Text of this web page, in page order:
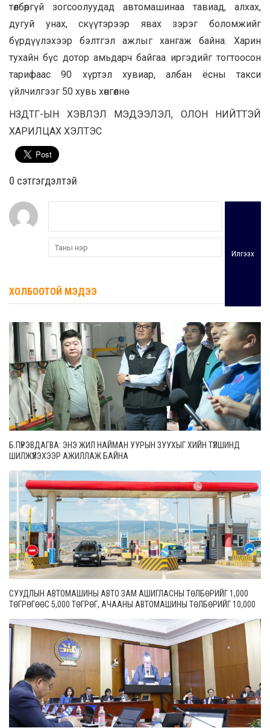
төлбөргүй зогсоолуудад автомашинаа тавиад, алхах,
дугуй унах, скүүтэрээр явах зэрэг боломжийг
бүрдүүлэхээр бэлтгэл ажлыг хангаж байна. Харин
тухайн бүс дотор амьдарч байгаа иргэдийг тогтоосон
тарифаас 90 хүртэл хувиар, албан ёсны такси
үйлчилгээг 50 хувь хөнгөлнө.
НЗДТГ-ЫН ХЭВЛЭЛ МЭДЭЭЛЭЛ, ОЛОН НИЙТТЭЙ
ХАРИЛЦАХ ХЭЛТЭС
0 cэтгэгдэлтэй
Илгээх
ХОЛБООТОЙ МЭДЭЭ
Б.ПҮРЭВДАГВА: ЭНЭ ЖИЛ НАЙМАН УУРЫН ЗУУХЫГ ХИЙН ТҮЛШИНД
ШИЛЖҮҮЛЭХЭЭР АЖИЛЛАЖ БАЙНА
СУУДЛЫН АВТОМАШИНЫ АВТО ЗАМ АШИГЛАСНЫ ТӨЛБӨРИЙГ 1,000
ТӨГРӨГӨӨС 5,000 ТӨГРӨГ, АЧААНЫ АВТОМАШИНЫ ТӨЛБӨРИЙГ 10,000